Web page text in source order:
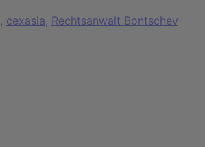
, cexasia, Rechtsanwalt Bontschev